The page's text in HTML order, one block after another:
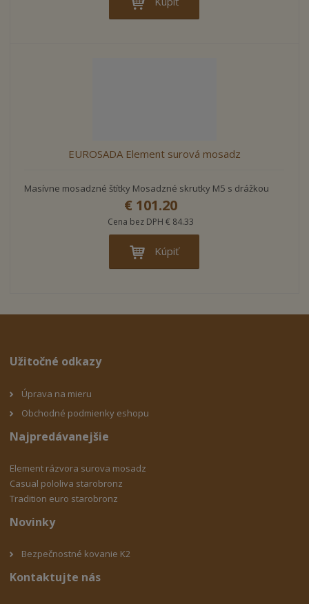
EUROSADA Element surová mosadz
Masívne mosadzné štítky Mosadzné skrutky M5 s drážkou
€ 101.20
Cena bez DPH € 84.33
Kúpiť
Užitočné odkazy
Úprava na mieru
Obchodné podmienky eshopu
Najpredávanejšie
Element rázvora surova mosadz
Casual pololiva starobronz
Tradition euro starobronz
Novinky
Bezpečnostné kovanie K2
Kontaktujte nás